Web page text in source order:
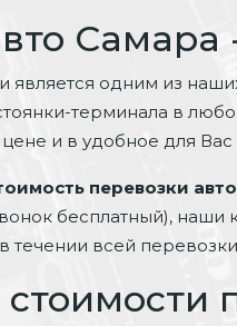
Самара
является одним из
терминала в
и в удобное для
перевозки
бесплатный),
течении всей
стоимости